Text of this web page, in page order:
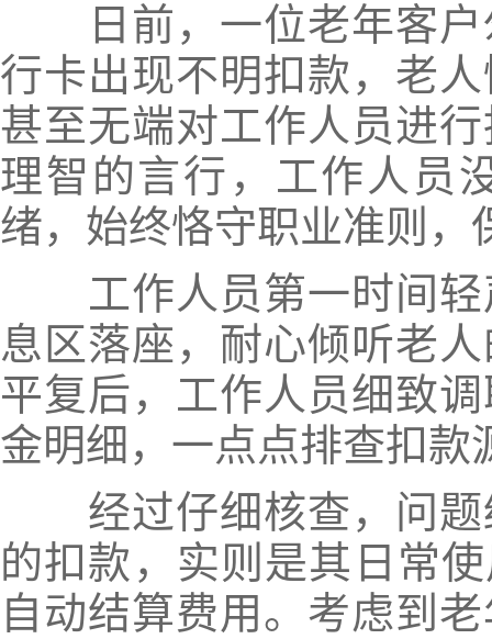
日前，一位老年客户
行卡出现不明扣款，老
甚至无端对工作人员进
理智的言行，工作人员
绪，始终恪守职业准则，
工作人员第一时间轻
息区落座，耐心倾听老
平复后，工作人员细致
金明细，一点点排查扣款
经过仔细核查，问题
的扣款，实则是其日常
自动结算费用。考虑到